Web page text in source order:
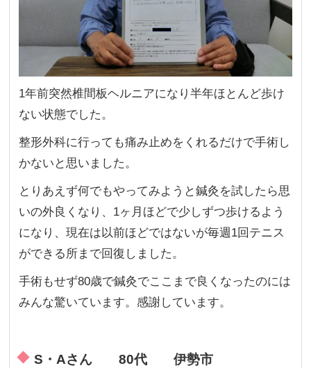
1年前突然椎間板ヘルニアになり半年ほとんど歩け
ない状態でした。
整形外科に行っても痛み止めをくれるだけで手術し
かないと思いました。
とりあえず何でもやってみようと鍼灸を試したら思
いの外良くなり、1ヶ月ほどで少しずつ歩けるよう
になり、現在は以前ほどではないが毎週1回テニス
ができる所まで回復しました。
手術もせず80歳で鍼灸でここまで良くなったのには
みんな驚いています。感謝しています。
S・Aさん 80代 伊勢市